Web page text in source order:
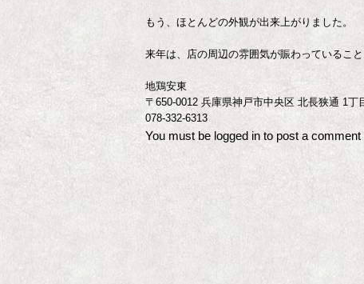
もう、ほとんどの外観が出来上がりました。
来年は、店の周辺の雰囲気が賑わっているこ
地鶏安東
〒650-0012 兵庫県神戸市中央区 北長狭通 1丁
078-332-6313
You must be logged into post a comment